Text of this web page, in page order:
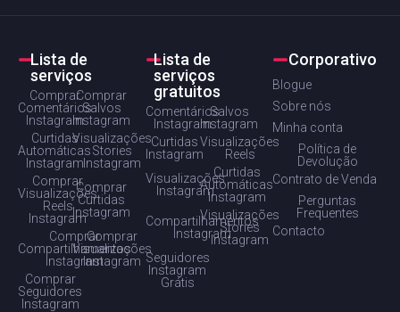
Lista de
serviços
Comprar
Comentários
Instagram
Comprar
Salvos
Instagram
Curtidas
Automáticas
Instagram
Visualizações
Stories
Instagram
Comprar
Visualizações
Reels
Instagram
Comprar
Curtidas
Instagram
Comprar
Compartilhamentos
Instagram
Comprar
Visualizações
Instagram
Comprar
Seguidores
Instagram
Lista de
serviços
gratuitos
Comentários
Instagram
Salvos
Instagram
Curtidas
Instagram
Visualizações
Reels
Visualizações
Instagram
Curtidas
Automáticas
Instagram
Compartilhamentos
Instagram
Visualizações
Stories
Instagram
Seguidores
Instagram
Grátis
Corporativo
Blogue
Sobre nós
Minha conta
Política de
Devolução
Contrato de Venda
Perguntas
Frequentes
Contacto